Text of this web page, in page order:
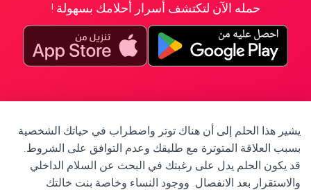
حمله الآن لتكتشف أسرار أحلامك بسهولة !
يشير هذا الحلم إلى أن هناك توتر واضطراب في حياتك الشخصية
بسبب العلاقة المتوترة مع طليقك وعدم التوافق على الشروط.
قد يكون الحلم يدل على رغبتك في البحث عن السلام الداخلي
والاستقرار بعد الانفصال. ووجود النساء وخاصة بنت خالتك